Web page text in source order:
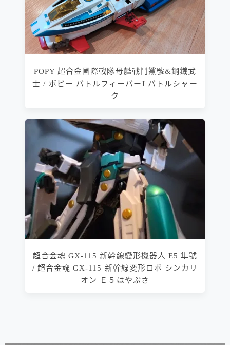
POPY 超合金國際戰隊母艦戰鬥鯊號&鋼鐵武
士 / ポピー バトルフィーバーJ バトルシャー
ク
超合金魂 GX-115 新幹線變形機器人 E5 隼號
/ 超合金魂 GX-115 新幹線変形ロボ シンカリ
オン Ｅ５はやぶさ